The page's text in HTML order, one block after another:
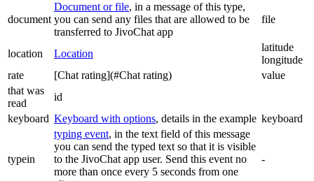
document
Document or file, in a message of this type,
you can send any files that are allowed to be
transferred to JivoChat app
file
location Location
latitude
longitude
rate
[Chat rating](#Chat rating)
value
that was
read
id
keyboard Keyboard with options, details in the example keyboard
typein
typing event, in the text field of this message
you can send the typed text so that it is visible
to the JivoChat app user. Send this event no
more than once every 5 seconds from one
-